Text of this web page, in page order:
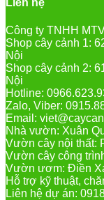
Liên hệ
Công ty TNHH
Shop cây cảnh 1:
Nội
Shop cây cảnh 2:
Nội
Hotline:
Zalo, Viber:
Email:
Nhà vườn: Xuân
Vườn cây nội thất:
Vườn cây công
Vườn ươm: Điền
Hỗ trợ kỹ thuật,
Liên hệ dự án: